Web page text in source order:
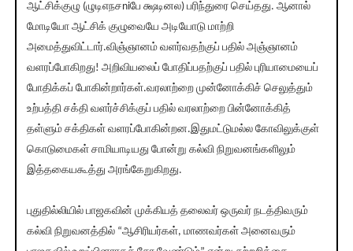
ஆட்சிக்குழு (ழுடிஎநசniபே க்ஷடினல) பரிந்துரை செய்தது. ஆனால்
மோடியோ ஆட்சிக் குழுவையே அடியோடு மாற்றி
அமைத்துவிட்டார்.விஞ்ஞானம் வளர்வதற்குப் பதில் அஞ்ஞானம்
வளரப்போகிறது! அறிவியலைப் போதிப்பதற்குப் பதில் புரியாமையைப்
போதிக்கப் போகின்றார்கள்.வரலாற்றை முன்னோக்கிச் செலுத்தும்
உற்பத்தி சக்தி வளர்ச்சிக்குப் பதில் வரலாற்றை பின்னோக்கித்
தள்ளும் சக்திகள் வளரப்போகின்றன.இதுமட்டுமல்ல கோவிலுக்குள்
கொடுமைகள் சாமியாடியது போன்று கல்வி நிறுவனங்களிலும்
இத்தகையகூத்து அரங்கேறுகிறது.
புதுதில்லியில் பாஜகவின் முக்கியத் தலைவர் ஒருவர் நடத்திவரும்
கல்வி நிறுவனத்தில் “ஆசிரியர்கள், மாணவர்கள் அனைவரும்